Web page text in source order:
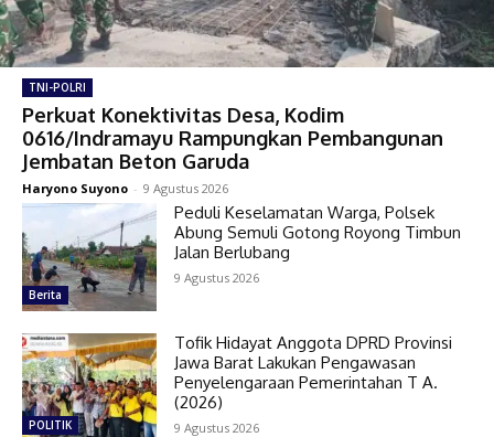
TNI-POLRI
Perkuat Konektivitas Desa, Kodim
0616/Indramayu Rampungkan Pembangunan
Jembatan Beton Garuda
Haryono Suyono - 9 Agustus 2026
Berita
Peduli Keselamatan Warga, Polsek
Abung Semuli Gotong Royong Timbun
Jalan Berlubang
9 Agustus 2026
POLITIK
Tofik Hidayat Anggota DPRD Provinsi
Jawa Barat Lakukan Pengawasan
Penyelengaraan Pemerintahan T A.
(2026)
9 Agustus 2026